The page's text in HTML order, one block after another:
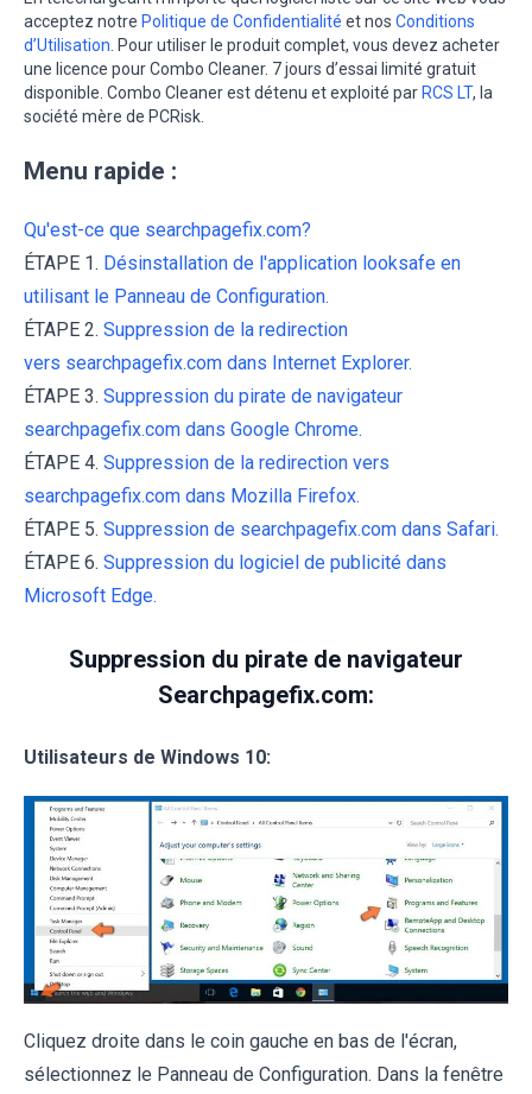
acceptez notre Politique de Confidentialité et nos Conditions
d’Utilisation. Pour utiliser le produit complet, vous devez acheter
une licence pour Combo Cleaner. 7 jours d’essai limité gratuit
disponible. Combo Cleaner est détenu et exploité par RCS LT, la
société mère de PCRisk.
Menu rapide :
Qu'est-ce que searchpagefix.com?
ÉTAPE 1. Désinstallation de l'application looksafe en
utilisant le Panneau de Configuration.
ÉTAPE 2. Suppression de la redirection
vers searchpagefix.com dans Internet Explorer.
ÉTAPE 3. Suppression du pirate de navigateur
searchpagefix.com dans Google Chrome.
ÉTAPE 4. Suppression de la redirection vers
searchpagefix.com dans Mozilla Firefox.
ÉTAPE 5. Suppression de searchpagefix.com dans Safari.
ÉTAPE 6. Suppression du logiciel de publicité dans
Microsoft Edge.
Suppression du pirate de navigateur
Searchpagefix.com:
Utilisateurs de Windows 10:
Cliquez droite dans le coin gauche en bas de l'écran,
sélectionnez le Panneau de Configuration. Dans la fenêtre